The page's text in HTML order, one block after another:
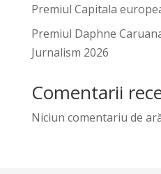
Premiul Capitala
Premiul Daphne
Jurnalism 2026
Comentarii
Niciun comentariu de